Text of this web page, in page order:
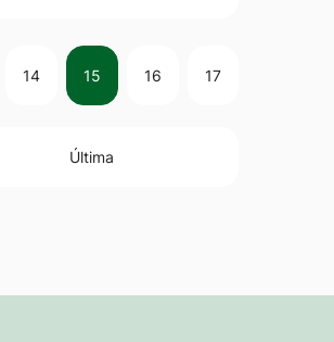
14 15 16 17
Última